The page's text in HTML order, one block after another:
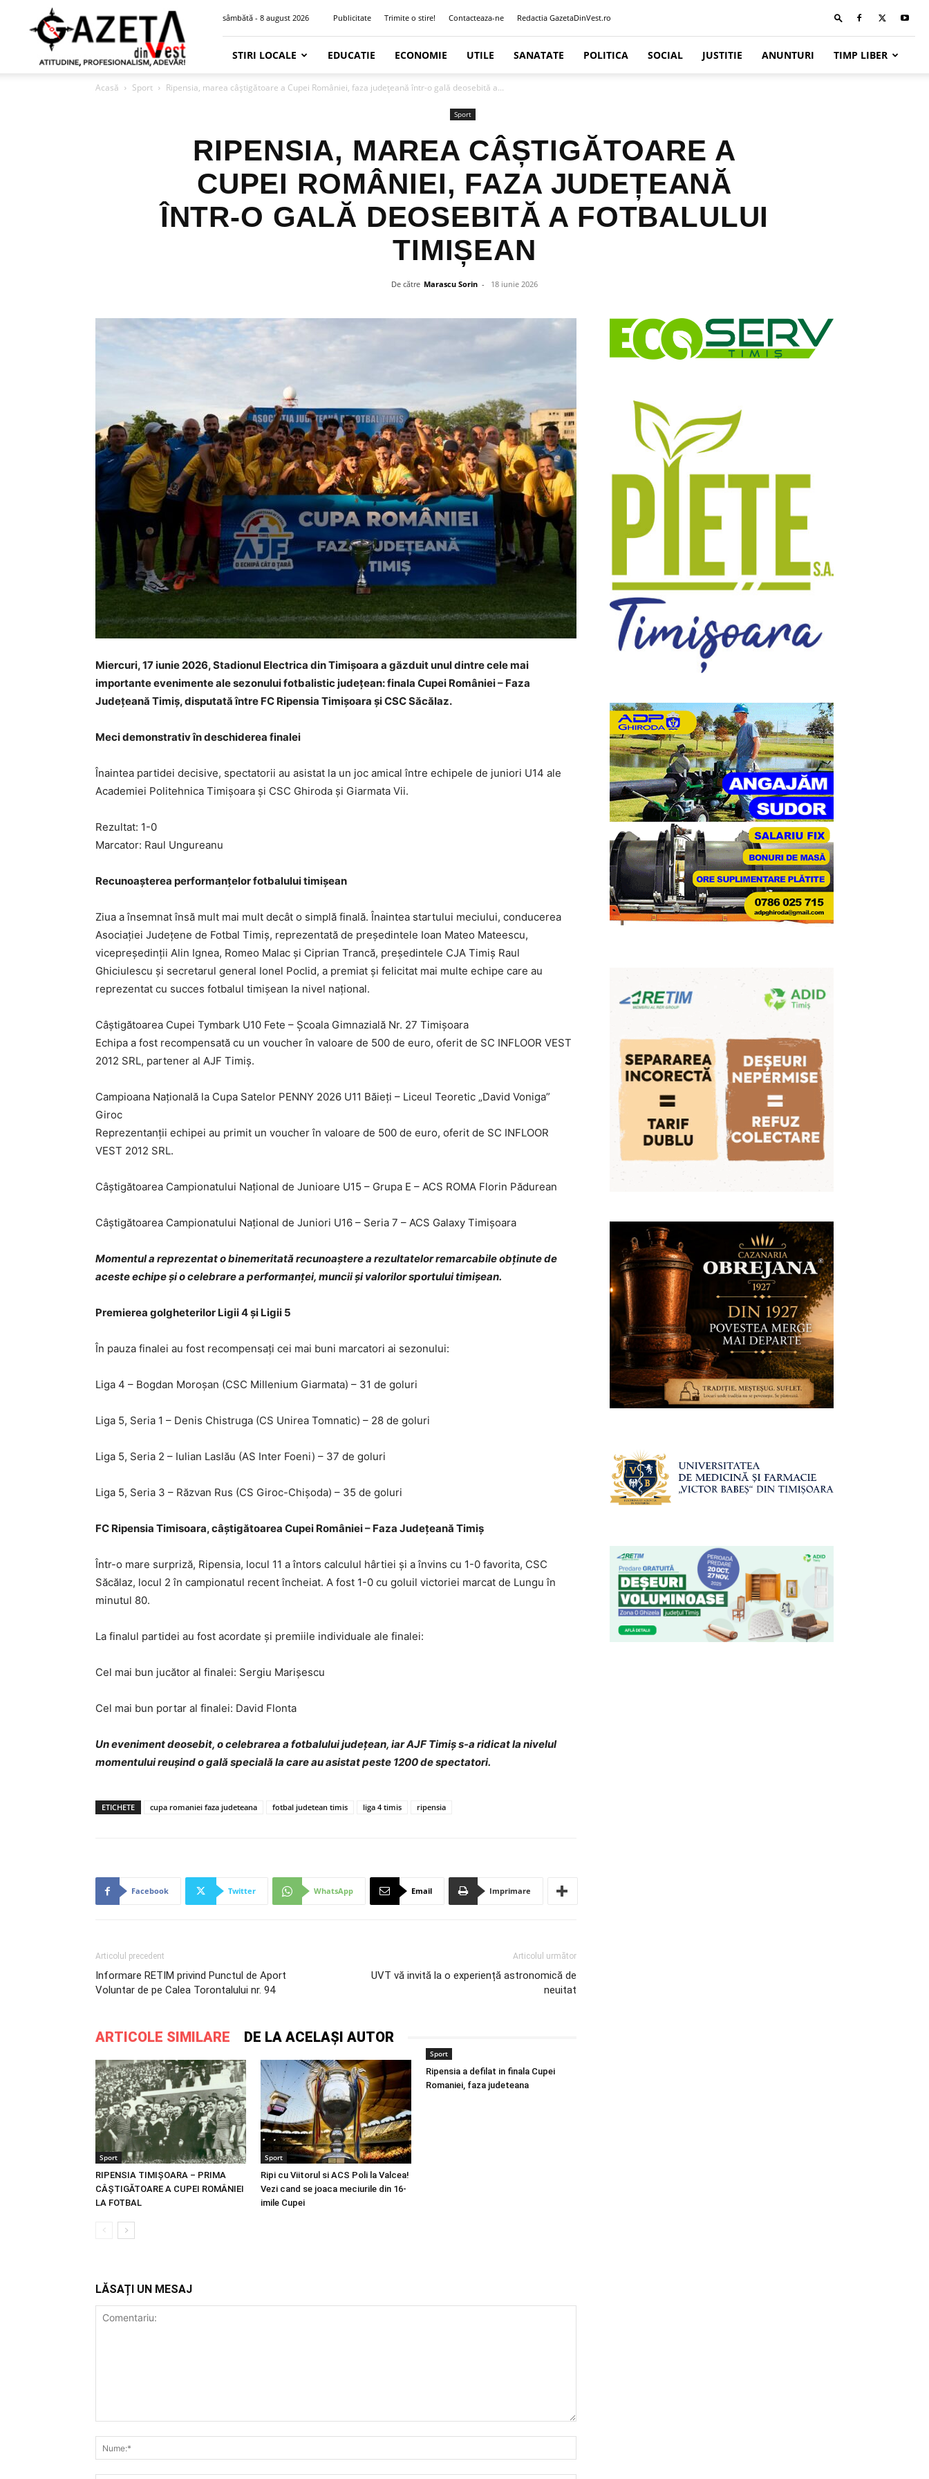
Gazeta
din
Vest
sâmbătă - 8 august 2026 Publicitate Trimite o stire! Contacteaza-ne Redactia GazetaDinVest.ro
STIRI LOCALE EDUCATIE ECONOMIE UTILE SANATATE POLITICA SOCIAL JUSTITIE ANUNTURI TIMP LIBER
Acasă Sport Ripensia, marea câștigătoare a Cupei României, faza județeană într-o gală deosebită a...
Sport
RIPENSIA, MAREA CÂȘTIGĂTOARE A
CUPEI ROMÂNIEI, FAZA JUDEȚEANĂ
ÎNTR-O GALĂ DEOSEBITĂ A FOTBALULUI
TIMIȘEAN
De către Marascu Sorin - 18 iunie 2026
Miercuri, 17 iunie 2026, Stadionul Electrica din Timișoara a găzduit unul dintre cele mai
importante evenimente ale sezonului fotbalistic județean: finala Cupei României – Faza
Județeană Timiș, disputată între FC Ripensia Timișoara și CSC Săcălaz.
Meci demonstrativ în deschiderea finalei
Înaintea partidei decisive, spectatorii au asistat la un joc amical între echipele de juniori U14 ale
Academiei Politehnica Timișoara și CSC Ghiroda și Giarmata Vii.
Rezultat: 1-0
Marcator: Raul Ungureanu
Recunoașterea performanțelor fotbalului timișean
Ziua a însemnat însă mult mai mult decât o simplă finală. Înaintea startului meciului, conducerea
Asociației Județene de Fotbal Timiș, reprezentată de președintele Ioan Mateo Mateescu,
vicepreședinții Alin Ignea, Romeo Malac și Ciprian Trancă, președintele CJA Timiș Raul
Ghiciulescu și secretarul general Ionel Poclid, a premiat și felicitat mai multe echipe care au
reprezentat cu succes fotbalul timișean la nivel național.
Câștigătoarea Cupei Tymbark U10 Fete – Școala Gimnazială Nr. 27 Timișoara
Echipa a fost recompensată cu un voucher în valoare de 500 de euro, oferit de SC INFLOOR VEST
2012 SRL, partener al AJF Timiș.
Campioana Națională la Cupa Satelor PENNY 2026 U11 Băieți – Liceul Teoretic „David Voniga”
Giroc
Reprezentanții echipei au primit un voucher în valoare de 500 de euro, oferit de SC INFLOOR
VEST 2012 SRL.
Câștigătoarea Campionatului Național de Junioare U15 – Grupa E – ACS ROMA Florin Pădurean
Câștigătoarea Campionatului Național de Juniori U16 – Seria 7 – ACS Galaxy Timișoara
Momentul a reprezentat o binemeritată recunoaștere a rezultatelor remarcabile obținute de
aceste echipe și o celebrare a performanței, muncii și valorilor sportului timișean.
Premierea golgheterilor Ligii 4 și Ligii 5
În pauza finalei au fost recompensați cei mai buni marcatori ai sezonului:
Liga 4 – Bogdan Moroșan (CSC Millenium Giarmata) – 31 de goluri
Liga 5, Seria 1 – Denis Chistruga (CS Unirea Tomnatic) – 28 de goluri
Liga 5, Seria 2 – Iulian Laslău (AS Inter Foeni) – 37 de goluri
Liga 5, Seria 3 – Răzvan Rus (CS Giroc-Chișoda) – 35 de goluri
FC Ripensia Timisoara, câștigătoarea Cupei României – Faza Județeană Timiș
Într-o mare surpriză, Ripensia, locul 11 a întors calculul hârtiei și a învins cu 1-0 favorita, CSC
Săcălaz, locul 2 în campionatul recent încheiat. A fost 1-0 cu goluil victoriei marcat de Lungu în
minutul 80.
La finalul partidei au fost acordate și premiile individuale ale finalei:
Cel mai bun jucător al finalei: Sergiu Marișescu
Cel mai bun portar al finalei: David Flonta
Un eveniment deosebit, o celebrarea a fotbalului județean, iar AJF Timiș s-a ridicat la nivelul
momentului reușind o gală specială la care au asistat peste 1200 de spectatori.
ETICHETE cupa romaniei faza judeteana fotbal judetean timis liga 4 timis ripensia
Facebook Twitter WhatsApp Email Imprimare
Articolul precedent
Informare RETIM privind Punctul de Aport
Voluntar de pe Calea Torontalului nr. 94
Articolul următor
UVT vă invită la o experiență astronomică de
neuitat
ARTICOLE SIMILARE DE LA ACELAȘI AUTOR
Sport
RIPENSIA TIMIȘOARA – PRIMA
CÂȘTIGĂTOARE A CUPEI ROMÂNIEI
LA FOTBAL
Sport
Ripi cu Viitorul si ACS Poli la Valcea!
Vezi cand se joaca meciurile din 16-
imile Cupei
Sport
Ripensia a defilat in finala Cupei
Romaniei, faza judeteana
LĂSAȚI UN MESAJ